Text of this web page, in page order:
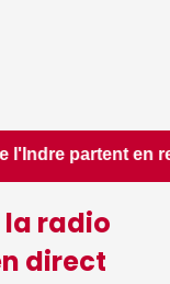
feux
la radio
direct